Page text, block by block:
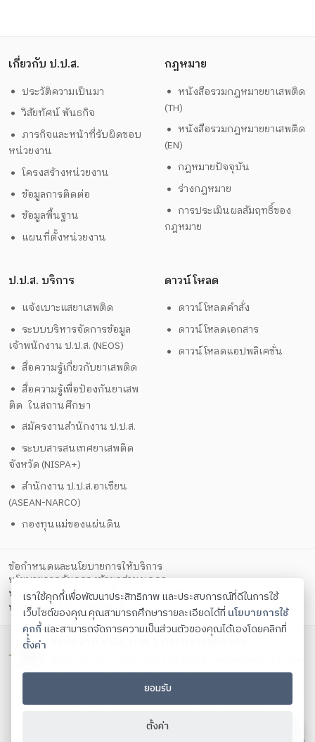
เกี่ยวกับ ป.ป.ส.
ประวัติความเป็นมา
วิสัยทัศน์ พันธกิจ
ภารกิจและหน้าที่รับผิดชอบ
หน่วยงาน
โครงสร้างหน่วยงาน
ข้อมูลการติดต่อ
ข้อมูลพื้นฐาน
แผนที่ตั้งหน่วยงาน
กฎหมาย
หนังสือรวมกฎหมายยาเสพติด
(TH)
หนังสือรวมกฎหมายยาเสพติด
(EN)
กฎหมายปัจจุบัน
ร่างกฎหมาย
การประเมินผลสัมฤทธิ์ของ
กฎหมาย
ป.ป.ส. บริการ
แจ้งเบาะแสยาเสพติด
ระบบบริหารจัดการข้อมูล
เจ้าพนักงาน ป.ป.ส. (NEOS)
สื่อความรู้เกี่ยวกับยาเสพติด
สื่อความรู้เพื่อป้องกันยาเสพ
ติด ในสถานศึกษา
สมัครงานสำนักงาน ป.ป.ส.
ระบบสารสนเทศยาเสพติด
จังหวัด (NISPA+)
สำนักงาน ป.ป.ส.อาเซียน
(ASEAN-NARCO)
กองทุนแม่ของแผ่นดิน
ดาวน์โหลด
ดาวน์โหลดคำสั่ง
ดาวน์โหลดเอกสาร
ดาวน์โหลดแอปพลิเคชั่น
ข้อกำหนดและนโยบายการให้บริการ
นโยบายการคุ้มครองข้อมูลส่วนบุคคล
นโยบายการรักษาความมั่นคงปลอดภัยด้วยเทคโนโลยีสารสนเทศ
นโยบายคุกกี้
ตั้งค่าคุกกี้
สำนักงาน ปปส. ภาค 5 กระทรวงยุติธรรม
เผือก อำเภอเมือง จังหวัดเชียงใหม่ 50300
โทรศัพท์ 0 5321 7239 , 0 5321 7259 , 0 5321 7279 โทรสาร
0 5321 7239 Contact us:saraban_or5@oncb.go.th
เราใช้คุกกี้เพื่อพัฒนาประสิทธิภาพ และประสบการณ์ที่ดีในการใช้
เว็บไซต์ของคุณ คุณสามารถศึกษารายละเอียดได้ที่ นโยบายการใช้
คุกกี้และสามารถจัดการความเป็นส่วนตัวของคุณได้เองโดยคลิกที่
ตั้งค่า
ยอมรับ
ตั้งค่า